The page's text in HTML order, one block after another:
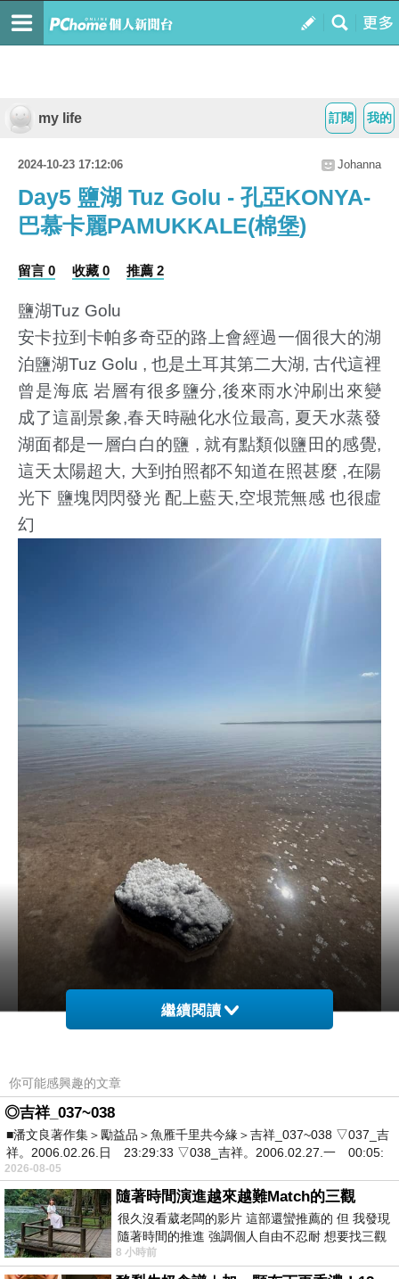
我的
訂閱
my life
2024-10-23 17:12:06 Johanna
Day5 鹽湖 Tuz Golu - 孔亞KONYA-
巴慕卡麗PAMUKKALE(棉堡)
留言 0 收藏 0 推薦 2
鹽湖Tuz Golu
安卡拉到卡帕多奇亞的路上會經過一個很大的湖
泊鹽湖Tuz Golu , 也是土耳其第二大湖, 古代這裡
曾是海底 岩層有很多鹽分,後來雨水沖刷出來變
成了這副景象,春天時融化水位最高, 夏天水蒸發
湖面都是一層白白的鹽 , 就有點類似鹽田的感覺,
這天太陽超大, 大到拍照都不知道在照甚麼 ,在陽
光下 鹽塊閃閃發光 配上藍天,空垠荒無感 也很虛
幻
繼續閱讀
你可能感興趣的文章
◎吉祥_037~038
■潘文良著作集＞勵益品＞魚雁千里共今緣＞吉祥_037~038 ▽037_吉
祥。2006.02.26.日 23:29:33 ▽038_吉祥。2006.02.27.一 00:05:
2026-08-05
隨著時間演進越來越難Match的三觀
很久沒看葳老闆的影片 這部還蠻推薦的 但 我發現
隨著時間的推進 強調個人自由不忍耐 想要找三觀
接近的不要說對象 連朋友都超
8 小時前